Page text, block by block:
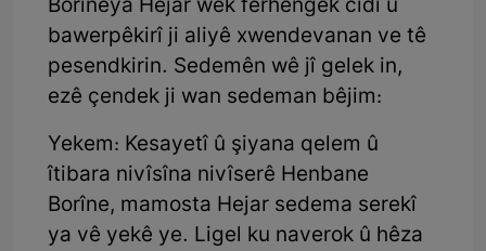
Borîneya Hejar wek ferhengek cidî û
bawerpêkirî ji aliyê xwendevanan ve tê
pesendkirin. Sedemên wê jî gelek in,
ezê çendek ji wan sedeman bêjim:
Yekem: Kesayetî û şiyana qelem û
îtibara nivîsîna nivîserê Henbane
Borîne, mamosta Hejar sedema serekî
ya vê yekê ye. Ligel ku naverok û hêza